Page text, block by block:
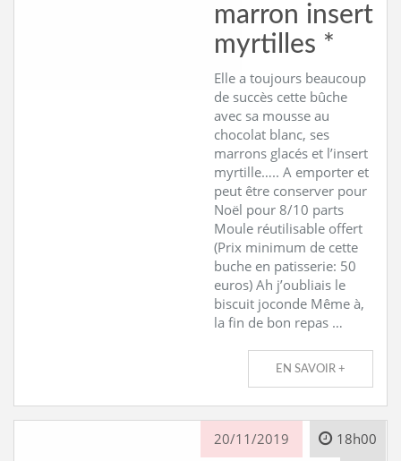
marron insert
myrtilles *
Elle a toujours beaucoup
de succès cette bûche
avec sa mousse au
chocolat blanc, ses
marrons glacés et l’insert
myrtille….. A emporter et
peut être conserver pour
Noël pour 8/10 parts
Moule réutilisable offert
(Prix minimum de cette
buche en patisserie: 50
euros) Ah j’oubliais le
biscuit joconde Même à,
la fin de bon repas …
EN SAVOIR +
20/11/2019 18h00